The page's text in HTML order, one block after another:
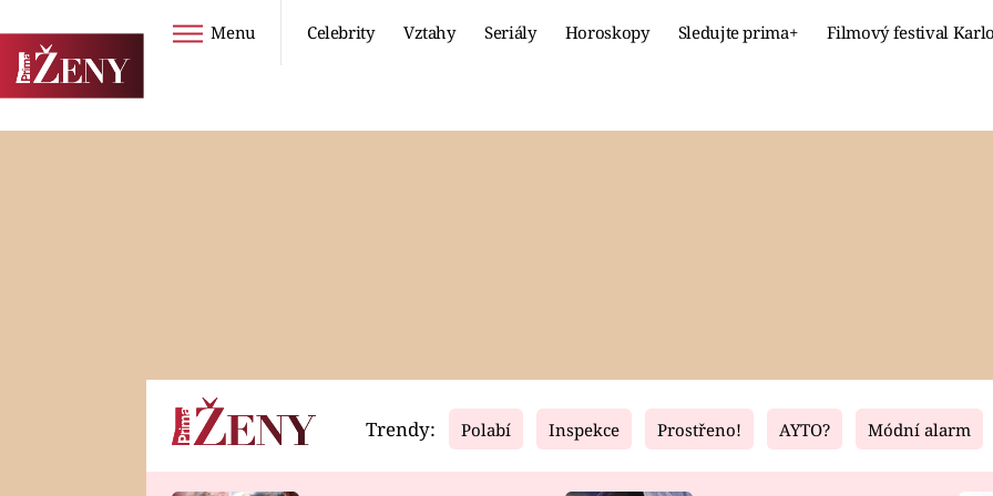
Menu Celebrity Vztahy Seriály Horoskopy Sledujte prima+ Filmový festival
Horoskopy Video Fresh Living
Trendy: Polabí Inspekce Prostřeno! AYTO? Módní alarm